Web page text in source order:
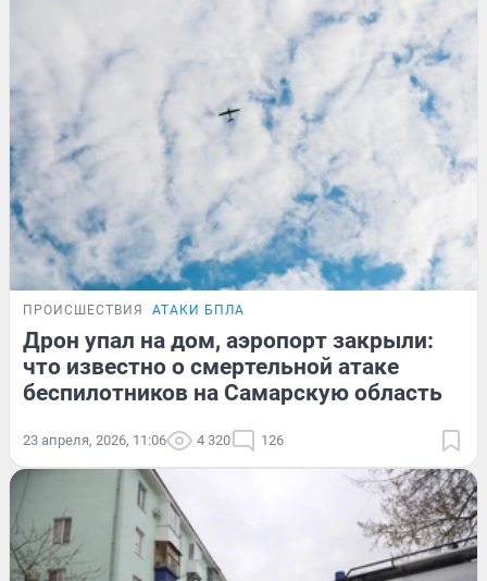
ПРОИСШЕСТВИЯ АТАКИ БПЛА
Дрон упал на дом, аэропорт закрыли:
что известно о смертельной атаке
беспилотников на Самарскую область
23 апреля, 2026, 11:06 4 320 126